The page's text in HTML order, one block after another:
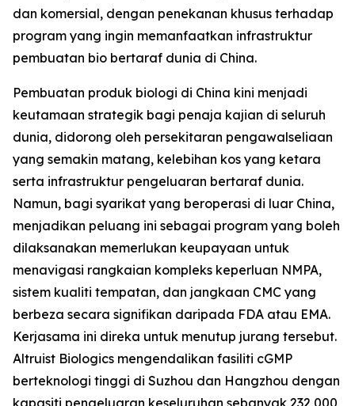
dan komersial, dengan penekanan khusus terhadap
program yang ingin memanfaatkan infrastruktur
pembuatan bio bertaraf dunia di China.
Pembuatan produk biologi di China kini menjadi
keutamaan strategik bagi penaja kajian di seluruh
dunia, didorong oleh persekitaran pengawalseliaan
yang semakin matang, kelebihan kos yang ketara
serta infrastruktur pengeluaran bertaraf dunia.
Namun, bagi syarikat yang beroperasi di luar China,
menjadikan peluang ini sebagai program yang boleh
dilaksanakan memerlukan keupayaan untuk
menavigasi rangkaian kompleks keperluan NMPA,
sistem kualiti tempatan, dan jangkaan CMC yang
berbeza secara signifikan daripada FDA atau EMA.
Kerjasama ini direka untuk menutup jurang tersebut.
Altruist Biologics mengendalikan fasiliti cGMP
berteknologi tinggi di Suzhou dan Hangzhou dengan
kapasiti pengeluaran keseluruhan sebanyak 232,000